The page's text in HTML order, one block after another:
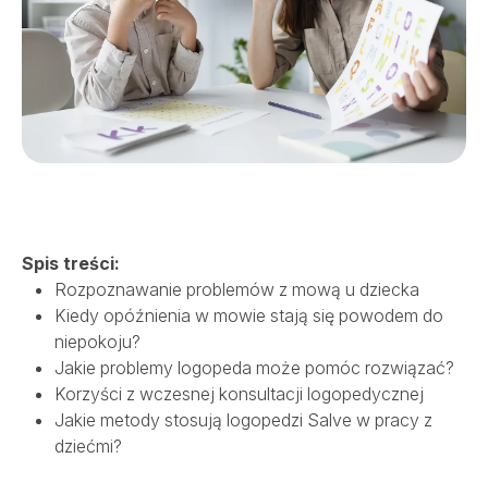
SALVE PŁODNOŚĆ
SALVE ONKOLOGIA
REHABILITACJA
OPIEKA DOMOWA
Spis treści:
Rozpoznawanie problemów z mową u dziecka
Kiedy opóźnienia w mowie stają się powodem do
niepokoju?
Jakie problemy logopeda może pomóc rozwiązać?
Korzyści z wczesnej konsultacji logopedycznej
Jakie metody stosują logopedzi Salve w pracy z
dziećmi?